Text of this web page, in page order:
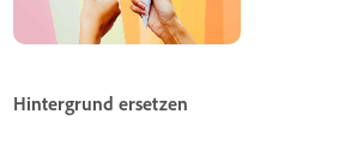
Hintergrund ersetzen